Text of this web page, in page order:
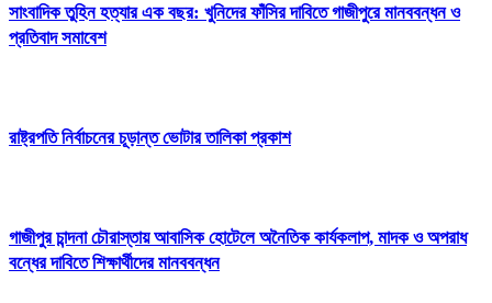
সাংবাদিক তুহিন হত্যার এক বছর: খুনিদের ফাঁসির দাবিতে গাজীপুরে মানববন্ধন ও
প্রতিবাদ সমাবেশ
রাষ্ট্রপতি নির্বাচনের চূড়ান্ত ভোটার তালিকা প্রকাশ
গাজীপুর চান্দনা চৌরাস্তায় আবাসিক হোটেলে অনৈতিক কার্যকলাপ, মাদক ও অপরাধ
বন্ধের দাবিতে শিক্ষার্থীদের মানববন্ধন